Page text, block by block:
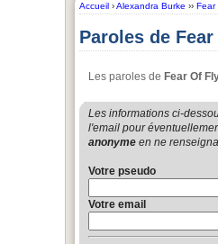
Accueil ›Alexandra Burke ›› Fear
Paroles de
Les paroles de Fear Of
Les informations ci-
l'email pour
anonyme en ne
Votre pseudo
Votre email